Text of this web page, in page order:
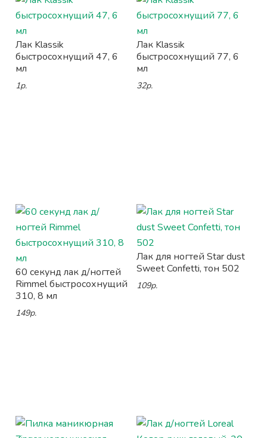
Лак Klassik
быстросохнущий 47, 6
мл
1р.
Лак Klassik
быстросохнущий 77, 6
мл
32р.
60 секунд лак д/ногтей
Rimmel быстросохнущий
310, 8 мл
149р.
Лак для ногтей Star dust
Sweet Confetti, тон 502
109р.